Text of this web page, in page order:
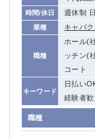
時間/休日 週休制
業種 キャバク
職種
ホール(
ッチン(
コート
キーワード
日払い
経験者
職種
高崎
該当求人 0件